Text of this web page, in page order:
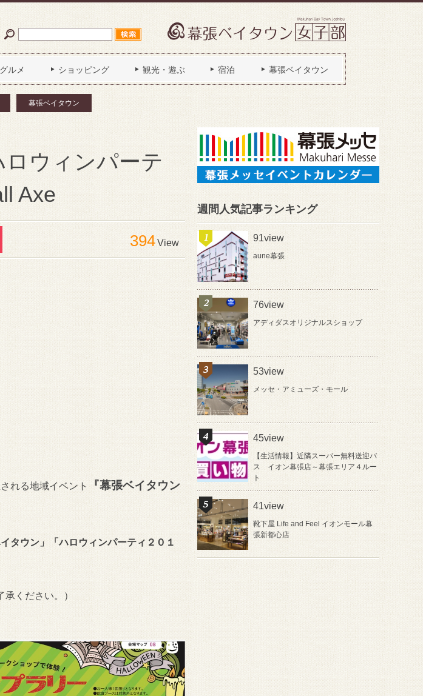
グルメ ショッピング 観光・遊ぶ 宿泊 幕張ベイタウン
幕張ベイタウン
ロウィンパーテ
Axe
394View
れる地域イベント
『幕張ベイタウン
イタウン」「ハロウィンパーティ２０１
ください。）
週間人気記事ランキング
91view
aune幕張
76view
アディダスオリジナルスショップ
53view
メッセ・アミューズ・モール
45view
【生活情報】近隣スーパー無料送迎バ
ス イオン幕張店～幕張エリア４ルー
ト
41view
靴下屋 Life and Feel イオンモール幕
張新都心店